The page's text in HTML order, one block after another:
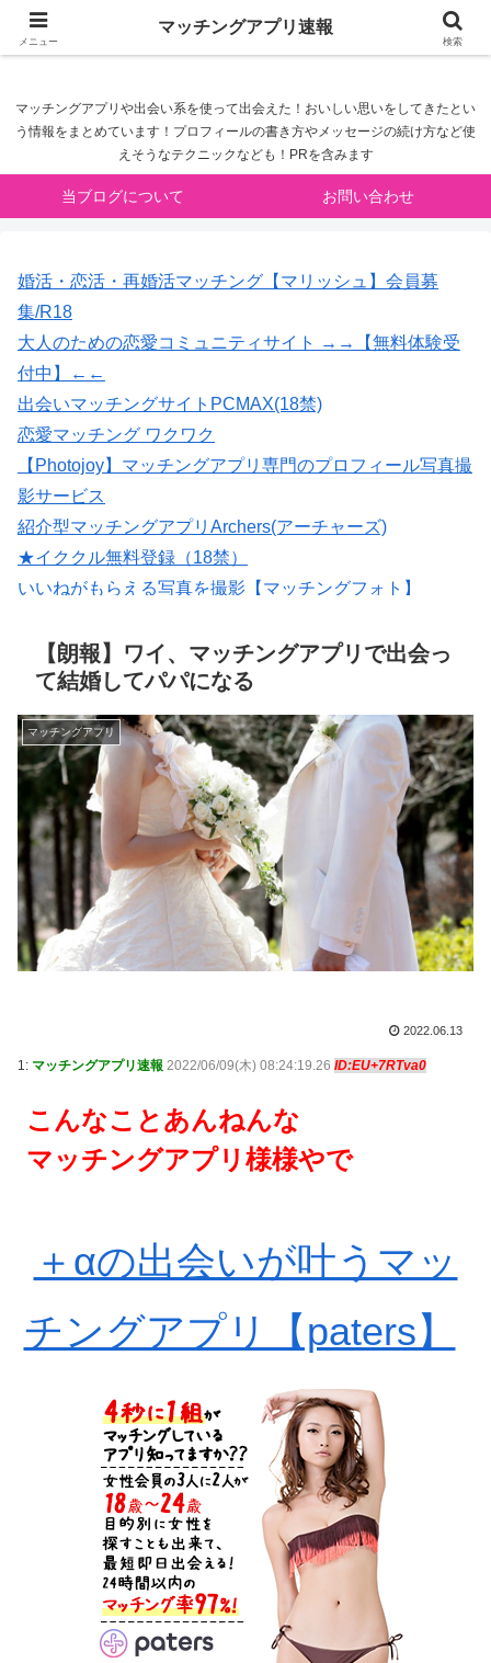
マッチングアプリ速報
マッチングアプリや出会い系を使って出会えた！おいしい思いをしてきたとい
う情報をまとめています！プロフィールの書き方やメッセージの続け方など使
えそうなテクニックなども！PRを含みます
当ブログについて お問い合わせ
婚活・恋活・再婚活マッチング【マリッシュ】会員募
集/R18
大人のための恋愛コミュニティサイト →→【無料体験受
付中】←←
出会いマッチングサイトPCMAX(18禁)
恋愛マッチング ワクワク
【Photojoy】マッチングアプリ専門のプロフィール写真撮
影サービス
紹介型マッチングアプリArchers(アーチャーズ)
★イククル無料登録（18禁）
いいねがもらえる写真を撮影【マッチングフォト】
マッチングアプリの写真なら【オトフィー】
【朗報】ワイ、マッチングアプリで出会っ
て結婚してパパになる
マッチングアプリ
2022.06.13
1: マッチングアプリ速報 2022/06/09(木) 08:24:19.26 ID:EU+7RTva0
こんなことあんねんな
マッチングアプリ様様やで
＋αの出会いが叶うマッ
チングアプリ【paters】
メニュー
マッチングアプリ速報
検索